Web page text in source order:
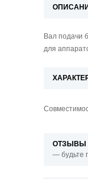
Вал подачи
для
ОТЗЫВЫ
— будьте